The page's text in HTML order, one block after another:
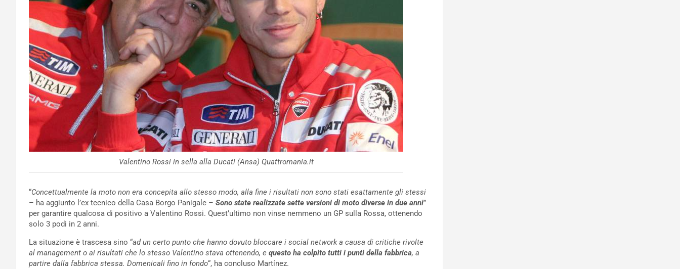
Valentino Rossi in sella alla Ducati (Ansa) Quattromania.it
“Concettualmente la moto non era concepita allo stesso modo, alla fine i risultati non sono stati esattamente gli stessi
– ha aggiunto l’ex tecnico della Casa Borgo Panigale – Sono state realizzate sette versioni di moto diverse in due anni”
per garantire qualcosa di positivo a Valentino Rossi. Quest’ultimo non vinse nemmeno un GP sulla Rossa, ottenendo
solo 3 podi in 2 anni.
La situazione è trascesa sino “ad un certo punto che hanno dovuto bloccare i social network a causa di critiche rivolte
al management o ai risultati che lo stesso Valentino stava ottenendo, e questo ha colpito tutti i punti della fabbrica, a
partire dalla fabbrica stessa. Domenicali fino in fondo“, ha concluso Martínez.